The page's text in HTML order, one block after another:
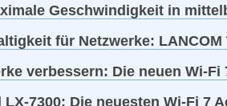
Geschwindigkeit in
für Netzwerke:
verbessern: Die neuen Wi-
LX-7300: Die neuesten Wi-Fi 7